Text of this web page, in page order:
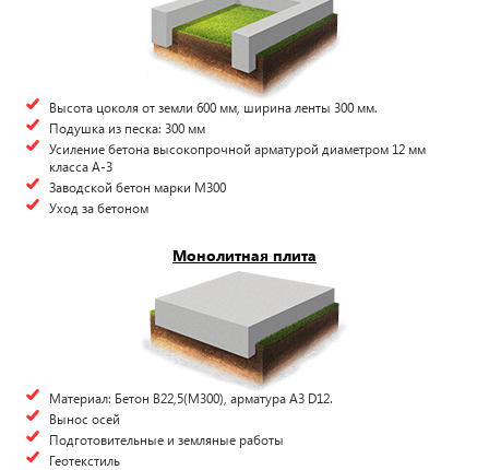
Высота цоколя от земли 600 мм, ширина ленты 300 мм.
Подушка из песка: 300 мм
Усиление бетона высокопрочной арматурой диаметром 12 мм
класса А-3
Заводской бетон марки М300
Уход за бетоном
Монолитная плита
Материал: Бетон В22,5(М300), арматура А3 D12.
Вынос осей
Подготовительные и земляные работы
Геотекстиль